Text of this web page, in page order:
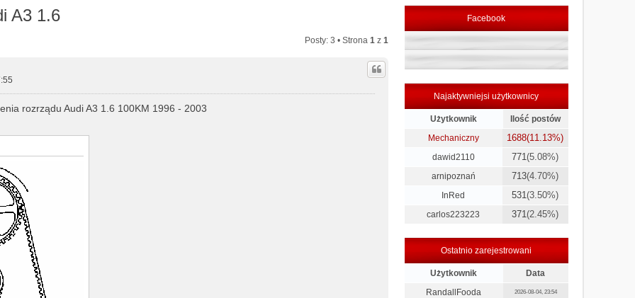
A3 1.6
Posty: 3 • Strona 1z 1
rozrządu Audi A3 1.6 100KM 1996 - 2003
Facebook
Najaktywniejsi użytkownicy
Użytkownik
Ilość postów
Mechaniczny
1688(11.13%)
dawid2110 771(5.08%)
arnipoznań 713(4.70%)
InRed 531(3.50%)
carlos223223 371(2.45%)
Ostatnio zarejestrowani
Użytkownik
Data
RandallFooda
2026-08-04, 23:54